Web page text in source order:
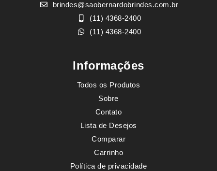
brindes@saobernardobrindes.com.br
(11) 4368-2400
(11) 4368-2400
Informações
Todos os Produtos
Sobre
Contato
Lista de Desejos
Comparar
Carrinho
Política de privacidade